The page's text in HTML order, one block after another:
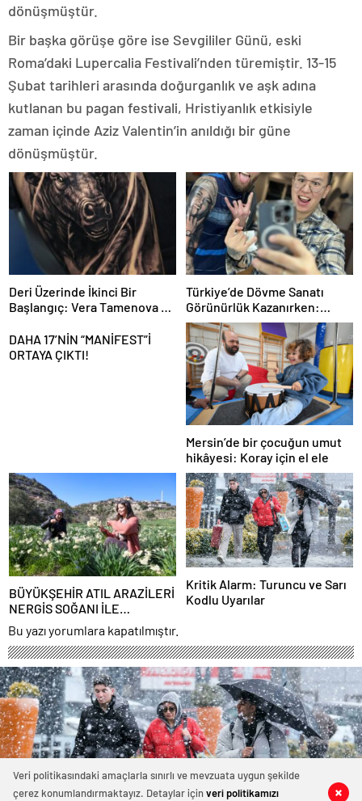
0 0
dönüşmüştür.
Bir başka görüşe göre ise Sevgililer Günü, eski
Roma’daki Lupercalia Festivali’nden türemiştir. 13-15
Şubat tarihleri arasında doğurganlık ve aşk adına
kutlanan bu pagan festivali, Hristiyanlık etkisiyle
zaman içinde Aziz Valentin’in anıldığı bir güne
dönüşmüştür.
Deri Üzerinde İkinci Bir
Başlangıç: Vera Tamenova ve
Türkiye’de Dövme Sanatı
Görünürlük Kazanırken:
Nursultan Aimurzin’in
Sinematik Realizmi
DAHA 17’NİN “MANİFEST”İ
ORTAYA ÇIKTI!
Mersin’de bir çocuğun umut
hikâyesi: Koray için el ele
BÜYÜKŞEHİR ATIL ARAZİLERİ
NERGİS SOĞANI İLE
DEĞERLENDİRİYOR
Kritik Alarm: Turuncu ve Sarı
Kodlu Uyarılar
Bu yazı yorumlara kapatılmıştır.
0 0
Veri politikasındaki amaçlarla sınırlı ve mevzuata uygun şekilde
çerez konumlandırmaktayız. Detaylar içinveri politikamızı